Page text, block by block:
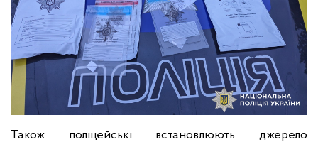
Також поліцейські встановлюють джерело